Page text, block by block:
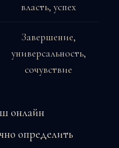
власть, успех
Завершение,
универсальность,
сочувствие
онлайн
определить